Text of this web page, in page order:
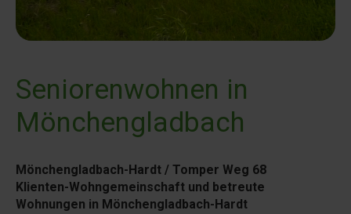
Seniorenwohnen in
Mönchengladbach
Mönchengladbach-Hardt / Tomper Weg 68
Klienten-Wohngemeinschaft und betreute
Wohnungen in Mönchengladbach-Hardt